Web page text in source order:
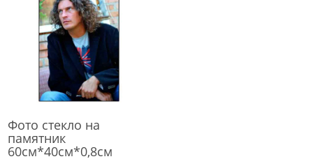
Фото стекло на
памятник
60см*40см*0,8см